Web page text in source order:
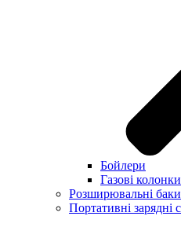
Бойлери
Газові колонки
Розширювальні
Портативні зарядні